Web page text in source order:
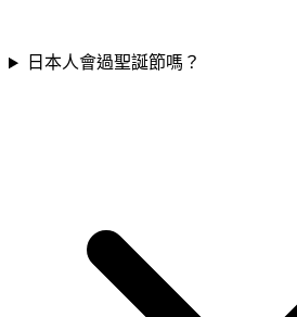
日本人會過聖誕節嗎？